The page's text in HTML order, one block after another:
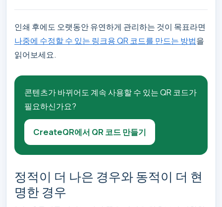
인쇄 후에도 오랫동안 유연하게 관리하는 것이 목표라면
나중에 수정할 수 있는 링크용 QR 코드를 만드는 방법을
읽어보세요.
콘텐츠가 바뀌어도 계속 사용할 수 있는 QR 코드가
필요하신가요?
CreateQR에서 QR 코드 만들기
정적이 더 나은 경우와 동적이 더 현
명한 경우